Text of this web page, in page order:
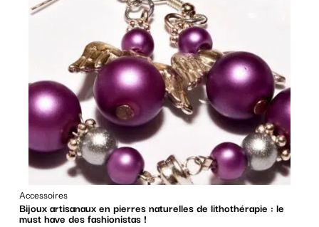
Accessoires
Bijoux artisanaux en pierres naturelles de lithothérapie : le
must have des fashionistas !